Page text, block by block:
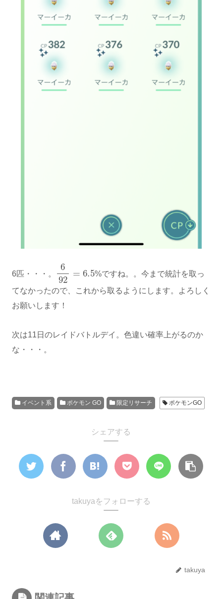
6匹・・・。
692 6.5
%ですね。。今まで統計を取っ
てなかったので、これから取るようにします。よろしく
お願いします！
次は11日のレイドバトルデイ。色違い確率上がるのか
な・・・。
イベント系 ポケモン GO 限定リサーチ ポケモンGO
シェアする
takuyaをフォローする
takuya